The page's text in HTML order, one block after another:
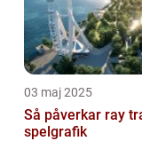
03 maj 2025
Så påverkar ray
spelgrafik